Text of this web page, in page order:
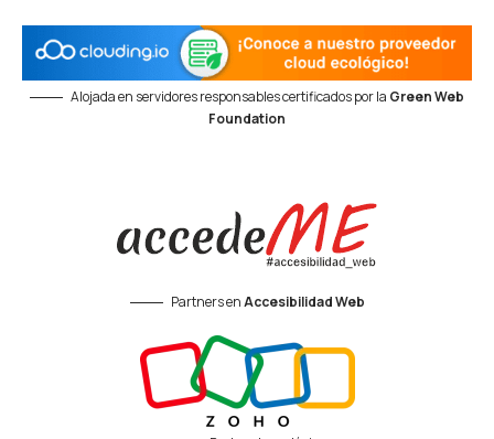
Alojada en servidores responsables certificados por la Green Web
Foundation
Partners enAccesibilidad Web